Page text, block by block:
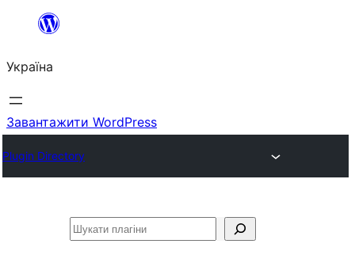
Перейти
вмісту
Україна
Завантажити WordPress
Plugin Directory
Пошук